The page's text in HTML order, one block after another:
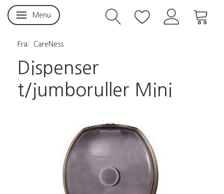
Skifte navigation
Menu
Fra: CareNess
Dispenser
t/jumboruller Mini